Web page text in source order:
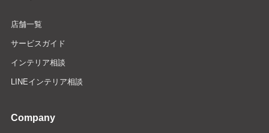
店舗一覧
サービスガイド
インテリア相談
LINEインテリア相談
Company